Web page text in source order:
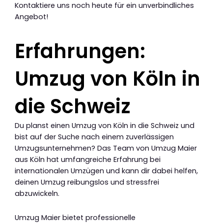
Kontaktiere uns noch heute für ein unverbindliches
Angebot!
Erfahrungen:
Umzug von Köln in
die Schweiz
Du planst einen Umzug von Köln in die Schweiz und
bist auf der Suche nach einem zuverlässigen
Umzugsunternehmen? Das Team von Umzug Maier
aus Köln hat umfangreiche Erfahrung bei
internationalen Umzügen und kann dir dabei helfen,
deinen Umzug reibungslos und stressfrei
abzuwickeln.
Umzug Maier bietet professionelle